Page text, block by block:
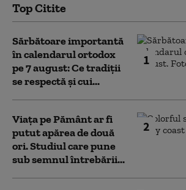
Top Citite
1
Sărbătoare importantă
în calendarul ortodox
pe 7 august: Ce tradiții
se respectă și cui...
2
Viața pe Pământ ar fi
putut apărea de două
ori. Studiul care pune
sub semnul întrebării...